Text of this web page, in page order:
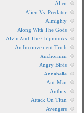
Alien
Alien Vs. Predator
Almighty
Along With The Gods
Alvin And The Chipmunks
An Inconvenient Truth
Anchorman
Angry Birds
Annabelle
Ant-Man
Antboy
Attack On Titan
Avengers